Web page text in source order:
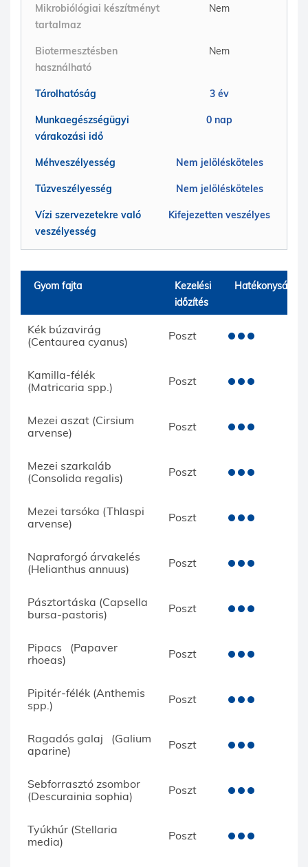
Mikrobiólógiai készítményt
tartalmaz
Nem
Biotermesztésben
használható
Nem
Tárolhatóság 3 év
Munkaegészségügyi
várakozási idő
0 nap
Méhveszélyesség Nem jelölésköteles
Tűzveszélyesség Nem jelölésköteles
Vízi szervezetekre való
veszélyesség
Kifejezetten veszélyes
Gyom fajta
Kezelési
időzítés
Hatékonyság
Kék búzavirág
(Centaurea cyanus)
Poszt
Kamilla-félék
(Matricaria spp.)
Poszt
Mezei aszat (Cirsium
arvense)
Poszt
Mezei szarkaláb
(Consolida regalis)
Poszt
Mezei tarsóka (Thlaspi
arvense)
Poszt
Napraforgó árvakelés
(Helianthus annuus)
Poszt
Pásztortáska (Capsella
bursa-pastoris)
Poszt
Pipacs (Papaver
rhoeas)
Poszt
Pipitér-félék (Anthemis
spp.)
Poszt
Ragadós galaj (Galium
aparine)
Poszt
Sebforrasztó zsombor
(Descurainia sophia)
Poszt
Tyúkhúr (Stellaria
media)
Poszt